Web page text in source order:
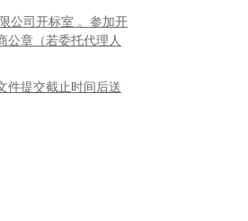
公司开标室 。参加开
公章（若委托代理人
件提交截止时间后送